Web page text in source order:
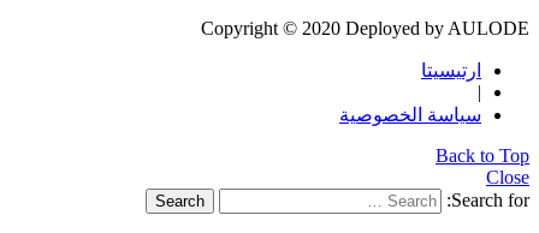
Copyright © 2020 Deployed by AULODE
ارتيسيتا
|
سياسة الخصوصية
Back to Top
Close
Search for:
Search